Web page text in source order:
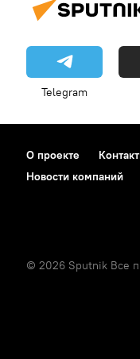
Telegram
О проекте
Новости компаний
© 2026 Sputnik Все